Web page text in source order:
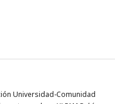
Universidad-Comunidad